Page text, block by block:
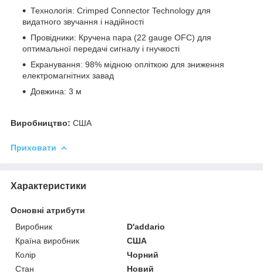
Технологія: Crimped Connector Technology для
видатного звучання і надійності
Провідники: Кручена пара (22 gauge OFC) для
оптимальної передачі сигналу і гнучкості
Екранування: 98% мідною опліткою для зниження
електромагнітних завад
Довжина: 3 м
Виробництво: США
Приховати
Характеристики
Основні атрибути
Виробник
D'addario
Країна виробник
США
Колір
Чорний
Стан
Новий